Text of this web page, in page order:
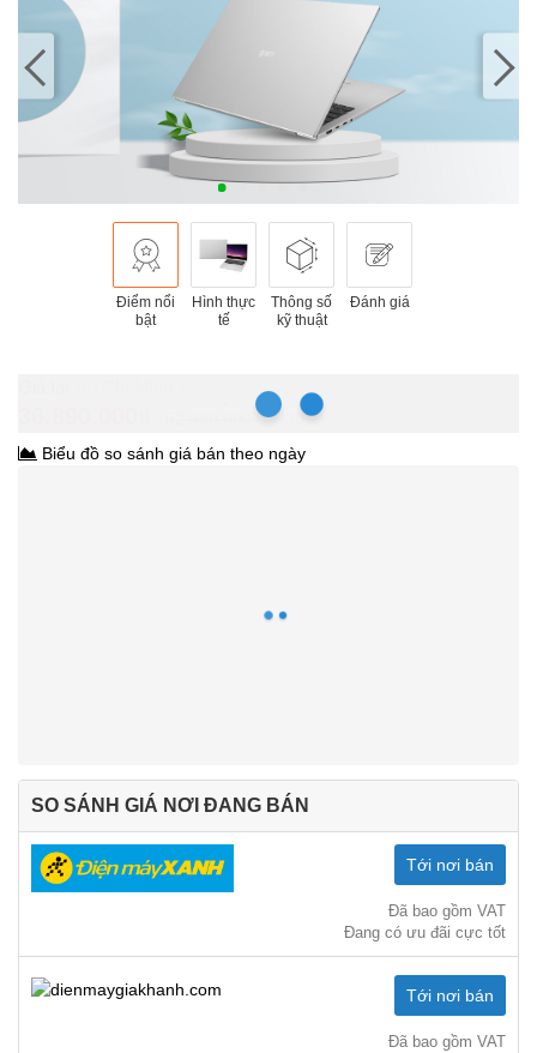
Điểm nổi
bật
Hình thực
tế
Thông số
kỹ thuật
Đánh giá
52.890.000₫
-30%
Biểu đồ so sánh giá bán theo ngày
SO SÁNH GIÁ NƠI ĐANG BÁN
Tới nơi bán
Đã bao gồm VAT
Đang có ưu đãi cực tốt
Tới nơi bán
Đã bao gồm VAT